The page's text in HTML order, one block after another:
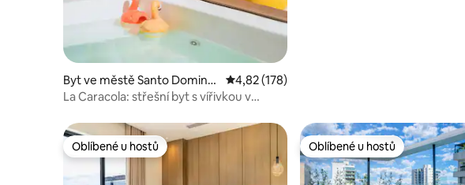
Byt ve městě Santo Doming
o
Průměrné hodnocení 4,82 z 5, 178 hodnocení
4,82 (178)
La Caracola: střešní byt s vířivkou v
Oblíbené u hostů
Oblíbené u hostů Oblíbené u hostů
Oblíbené u hostů